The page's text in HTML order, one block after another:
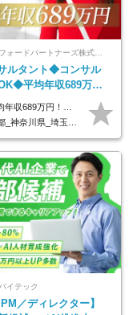
ルタント◆コンサル
平均年収689万円
指の営業力でサポー
リモート可
ています。 ※超過分は時間外手当を別途支給。 【実際の給与例】 野原さん（35歳）※前職年収480万円 （Java／C#エンジニア ⇒ 業務系システム開発 ⇒ 要件定義・業務分析 ⇒ ITコンサル案件へ参画） ▼620万円（入社初年度） ・Web系業務システム開発（Java、C#） ・ 顧客折衝や開発チームとの調整 ・ 既存システムの改修・機能追加案件に従事 ▼780万円（入社2年目） ・ 金融機関向け業務系システムの要件定義・設計補助 ・ 開発チームと連携した業務分析・課題整理 ・小規模PMO支援案件への参画 ▼1,090万円（入社3年目） ・ 大手企業向けIT戦略・業務改革プロジェクトに参画 ・コンサルタントとして要件定義・業務改善提案・ベンダー調整を担当 ・ PMO／部分的PM業務も兼務し、上流工程での裁量を拡大
福島県_茨城県_栃木県_群馬県_新潟県_山梨県_長野県_富山県_石川県_福井県_静岡県_岐阜県_三重県_兵庫県_京都府_滋賀県_奈良県_和歌山県_広島県_岡山県_鳥取県_島根県_山口県_徳島県_香川県_愛媛県_高知県_福岡県_熊本県_佐賀県_長崎県_大分県_宮崎県_鹿児島県_沖縄県
イテック
PM／ディレクター】